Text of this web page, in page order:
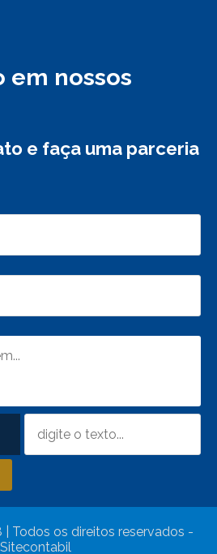
em nossos
e faça uma parceria
| Todos os direitos reservados -
Sitecontabil